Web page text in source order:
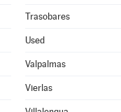
Trasobares
Used
Valpalmas
Vierlas